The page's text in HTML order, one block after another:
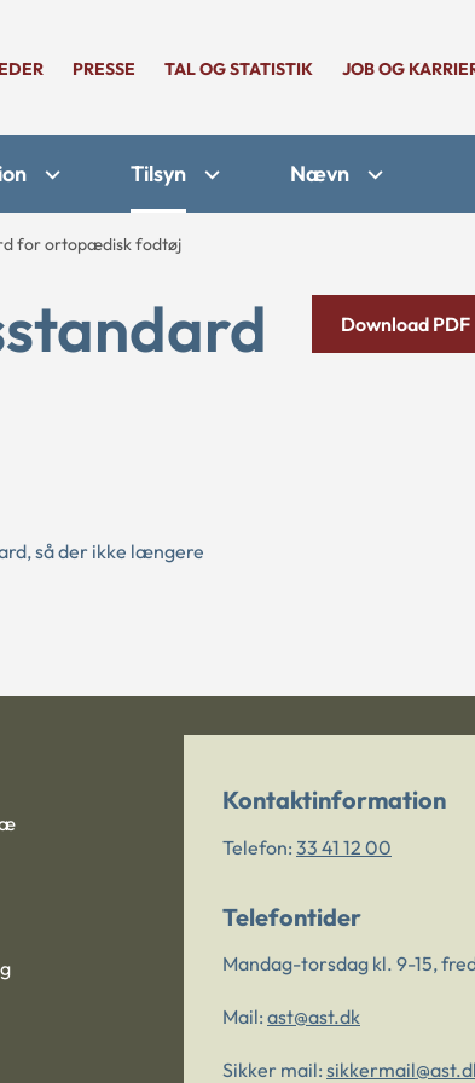
PRESSE TAL OG STATISTIK JOB OG
Tilsyn Nævn
for ortopædisk fodtøj
så der ikke længere
Download PDF
Kontaktinformation
Telefon: 33 41 12 00
Telefontider
Mandag-torsdag kl. 9-15,
Mail: ast@ast.dk
Sikker mail: